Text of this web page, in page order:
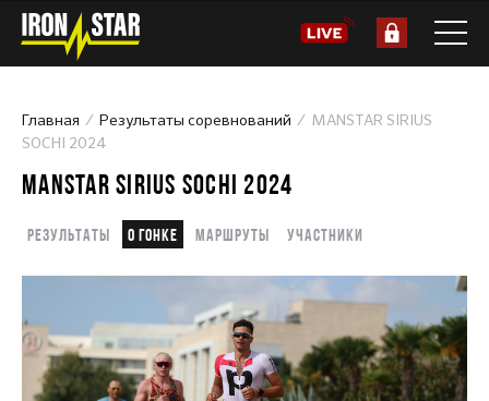
Главная Результаты соревнований
MANSTAR SIRIUS
SOCHI 2024
MANSTAR SIRIUS SOCHI 2024
Результаты О гонке Маршруты Участники